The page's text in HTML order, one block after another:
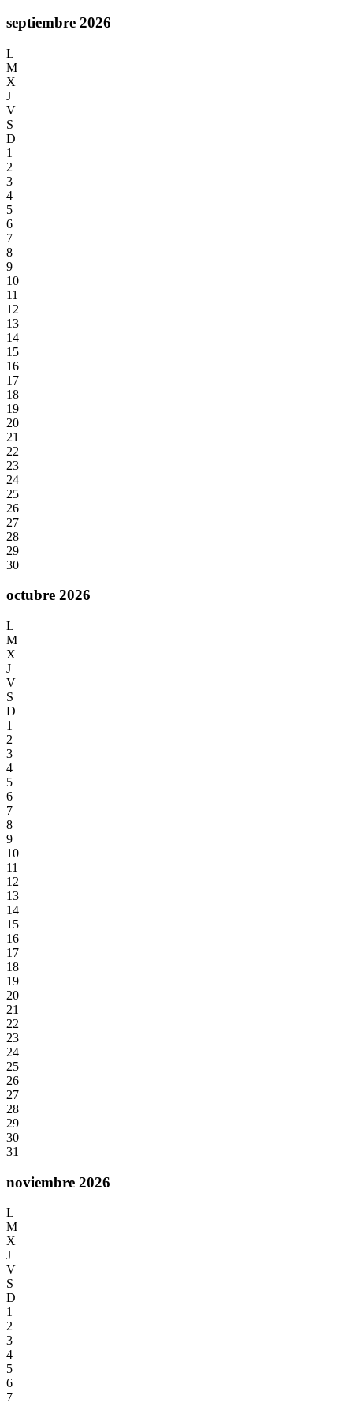
septiembre 2026
L
M
X
J
V
S
D
1
2
3
4
5
6
7
8
9
10
11
12
13
14
15
16
17
18
19
20
21
22
23
24
25
26
27
28
29
30
octubre 2026
L
M
X
J
V
S
D
1
2
3
4
5
6
7
8
9
10
11
12
13
14
15
16
17
18
19
20
21
22
23
24
25
26
27
28
29
30
31
noviembre 2026
L
M
X
J
V
S
D
1
2
3
4
5
6
7